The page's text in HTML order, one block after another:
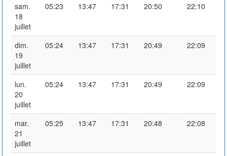
sam.
18
juillet
05:23 13:47 17:31 20:50 22:10
dim.
19
juillet
05:24 13:47 17:31 20:49 22:09
lun.
20
juillet
05:24 13:47 17:31 20:49 22:09
mar.
21
juillet
05:25 13:47 17:31 20:48 22:08